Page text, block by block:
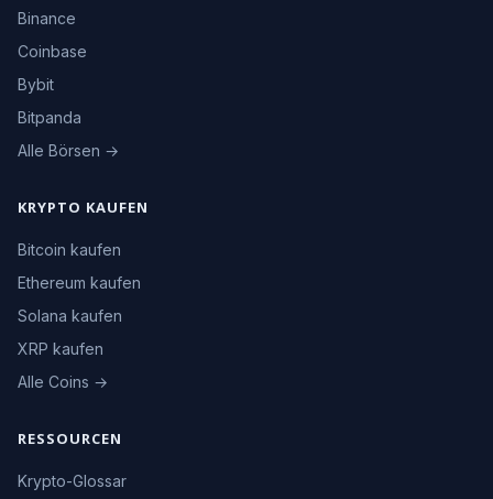
Binance
Coinbase
Bybit
Bitpanda
Alle Börsen →
KRYPTO KAUFEN
Bitcoin kaufen
Ethereum kaufen
Solana kaufen
XRP kaufen
Alle Coins →
RESSOURCEN
Krypto-Glossar